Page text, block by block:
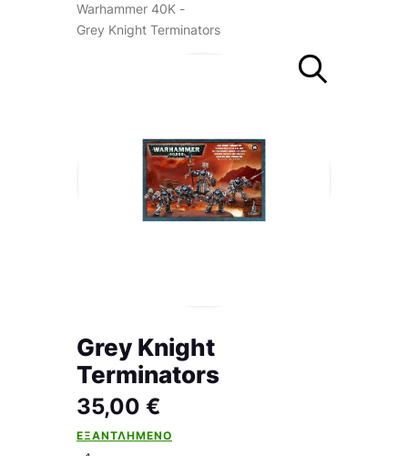
Warhammer 40K
Grey Knight Terminators
Grey Knight
Terminators
35,00 €
ΕΞΑΝΤΛΗΜΈΝΟ